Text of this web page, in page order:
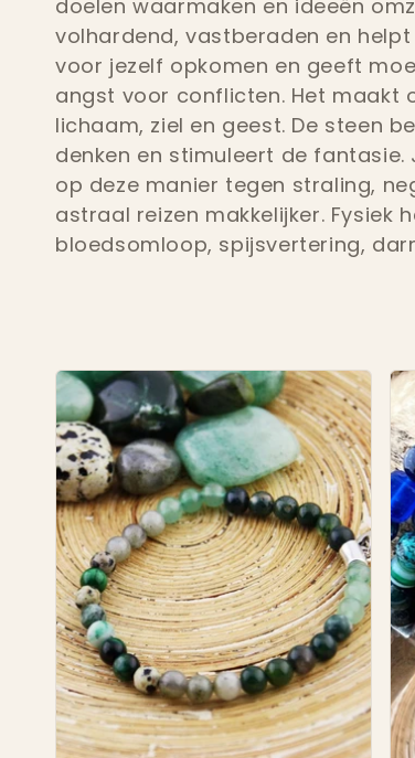
l
l
e
c
t
e
:
doelen waarmaken en ideeën
volhardend, vastberaden en
voor jezelf opkomen en geeft
angst voor conflicten. Het maakt
lichaam, ziel en geest. De steen
denken en stimuleert de
op deze manier tegen straling,
astraal reizen makkelijker. Fysiek
bloedsomloop, spijsvertering,